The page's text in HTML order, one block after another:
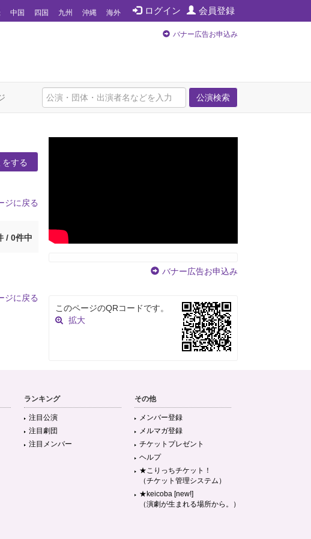
ログイン 会員登録
中国 四国 九州 沖縄 海外
バナー広告お申込み
公演検索
する
ジに戻る
/ 0件中
ジに戻る
バナー広告お申込み
このページのQRコードです。
拡大
ランキング
注目公演
注目劇団
注目メンバー
その他
メンバー登録
メルマガ登録
チケットプレゼント
ヘルプ
★こりっちチケット！
（チケット管理システム）
★keicoba [new!]
（演劇が生まれる場所から。）